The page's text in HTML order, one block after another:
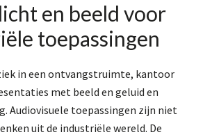
en beeld voor
toepassingen
in een ontvangstruimte, kantoor
met beeld en geluid en
Audiovisuele toepassingen zijn niet
uit de industriële wereld. De